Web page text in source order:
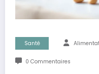
Santé
0 Commentaires